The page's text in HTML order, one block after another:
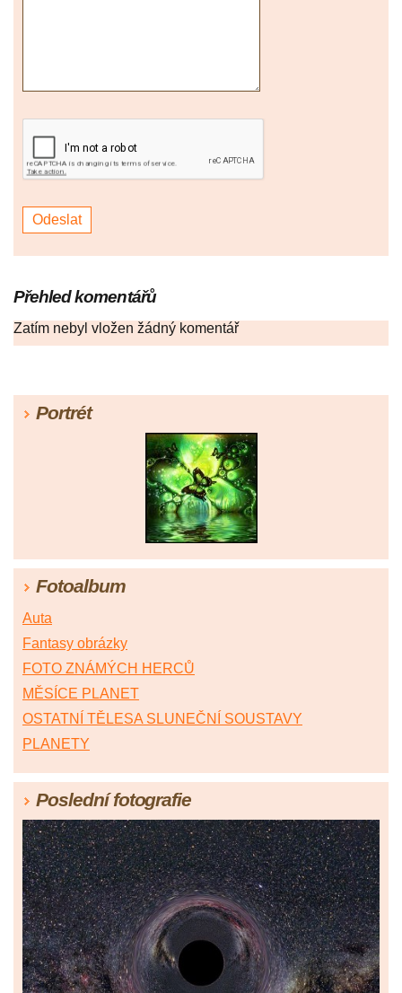
Přehled komentářů
Zatím nebyl vložen žádný komentář
Portrét
Fotoalbum
Auta
Fantasy obrázky
FOTO ZNÁMÝCH HERCŮ
MĚSÍCE PLANET
OSTATNÍ TĚLESA SLUNEČNÍ SOUSTAVY
PLANETY
Poslední fotografie